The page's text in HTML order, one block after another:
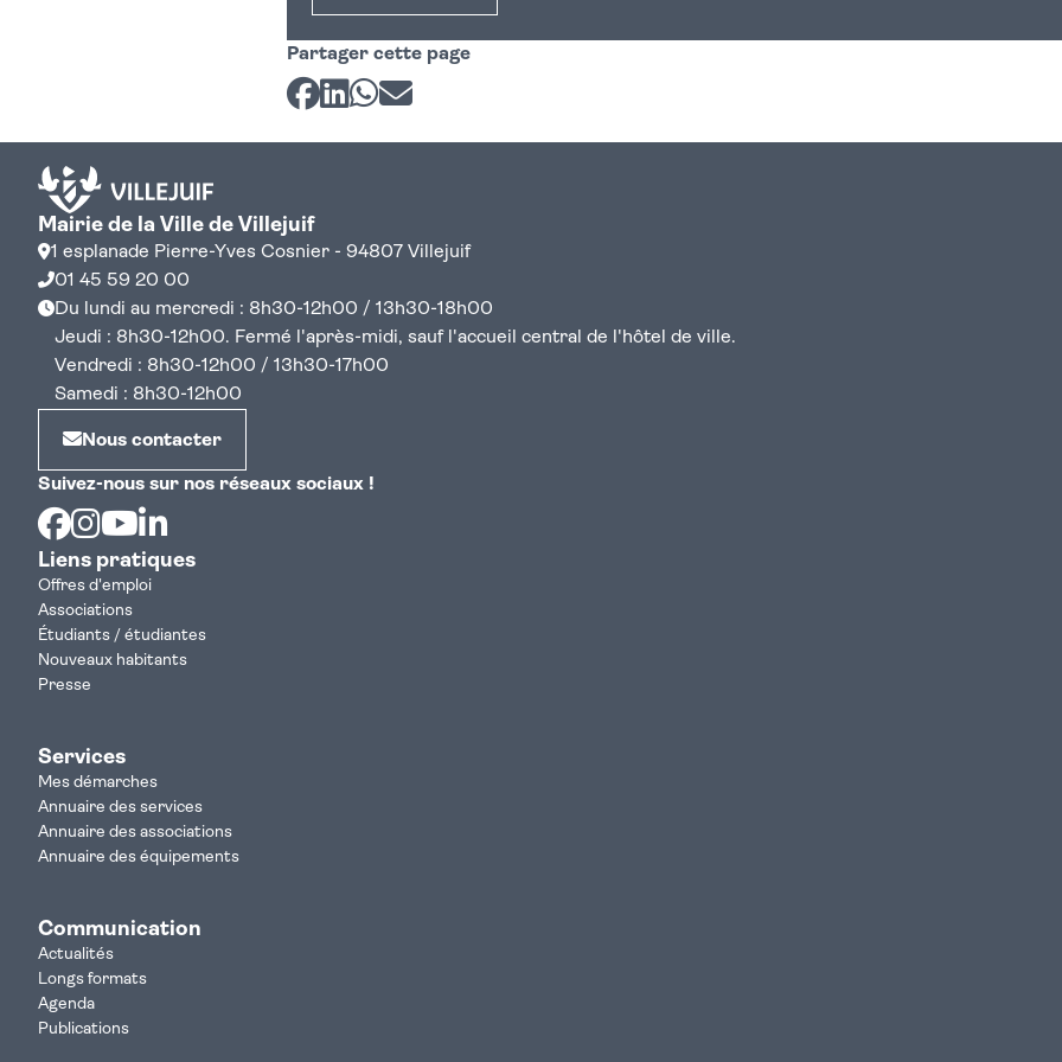
Partager cette page
Partager sur Facebook
Partager sur LinkedIn
Partager sur Whatsapp
Partager par courriel
Mairie de la Ville de Villejuif
1 esplanade Pierre-Yves Cosnier - 94807 Villejuif
01 45 59 20 00
Du lundi au mercredi : 8h30-12h00 / 13h30-18h00
Jeudi : 8h30-12h00. Fermé l'après-midi, sauf l'accueil central de l'hôtel de ville.
Vendredi : 8h30-12h00 / 13h30-17h00
Samedi : 8h30-12h00
Nous contacter
Suivez-nous sur nos réseaux sociaux !
Facebook
Instagram
Youtube
Liens pratiques
Offres d'emploi
Associations
Étudiants / étudiantes
Nouveaux habitants
Presse
Services
Mes démarches
Annuaire des services
Annuaire des associations
Annuaire des équipements
Communication
Actualités
Longs formats
Agenda
Publications